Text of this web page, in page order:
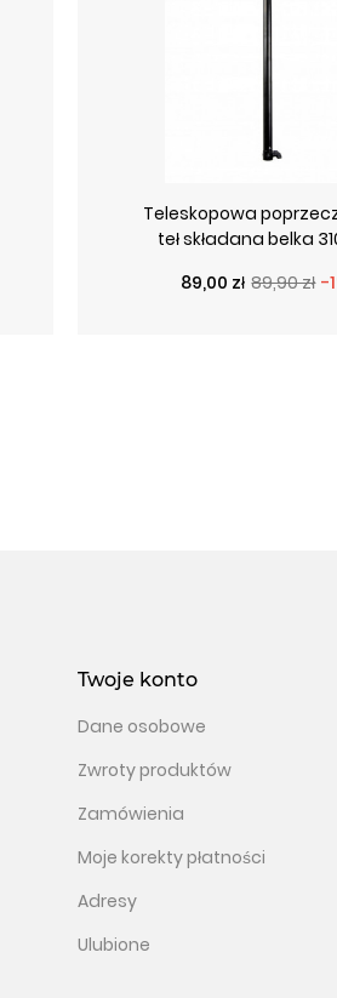
Teleskopowa
teł składana belka
Cena
89,90 zł -
Cena
89,00 zł
Twoje konto
Dane osobowe
Zwroty produktów
Zamówienia
Moje korekty płatności
Adresy
Ulubione